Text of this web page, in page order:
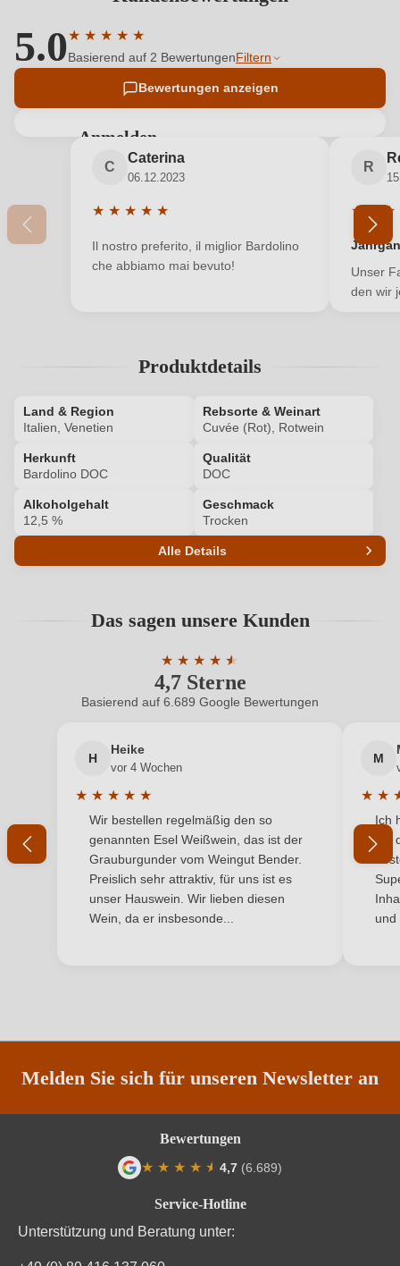
5.0★ ★ ★ ★ ★
Durchschnittliche Bewertung von 5 von 5 Sternen
Basierend auf 2 BewertungenFiltern
Bewertungen anzeigen
Anmelden
Bewertungen können nur von angemeldeten
Benutzern abgegeben werden. Bitte loggen Sie sich
Neuer Kunde?Neuer Kunde?
Ich habe mein Passwort vergessen
C
Caterina
06.12.2023
★ ★ ★ ★ ★
Durchschnittliche Bewertung von 5 von 5
Il nostro preferito, il miglior Bardolino
che abbiamo mai bevuto!
R
★ ★
Unser
den wir
Produktdetails
Land & Region
Italien, Venetien
Rebsorte & Weinart
Cuvée (Rot), Rotwein
Herkunft
Bardolino DOC
Qualität
DOC
Alkoholgehalt
12,5 %
Geschmack
Trocken
Alle Details
Alkoholgehalt in %
Edelstahltank
Cuvée-Rebsorten
Geographische Angabe Bardolino DOC
Geschmack Trocken
Giovanna Tantini
Azienda Agricola Giovanna Tantini, Via Goito 10,
Weinart
Das sagen unsere Kunden
4,7 Sterne
★ ★ ★ ★ ★
★
Durchschnittliche Bewertung von 4.7
Basierend auf 6.689 Google Bewertungen
H
Heike
vor 4 Wochen
★ ★ ★ ★ ★
Durchschnittliche Bewertung von 5 von 5 Sternen
Wir bestellen regelmäßig den so
genannten Esel Weißwein, das ist der
Grauburgunder vom Weingut Bender.
Preislich sehr attraktiv, für uns ist es
unser Hauswein. Wir lieben diesen
Wein, da er insbesonde...
M
★ ★
Ich
mit
und
Melden Sie sich für unseren Newsletter an
Service-Hotline
Unterstützung und Beratung unter:
Bewertungen
★ ★ ★ ★ ★
★ 4,7 (6.689)